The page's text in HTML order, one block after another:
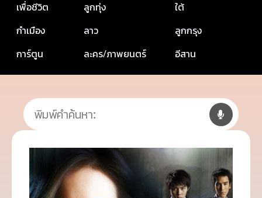
เพื่อชีวิต
ลูกทุ่ง
ใต้
กำเมือง
ลาว
ลูกกรุง
การ์ตูน
ละคร/ภาพยนตร์ อีสาน